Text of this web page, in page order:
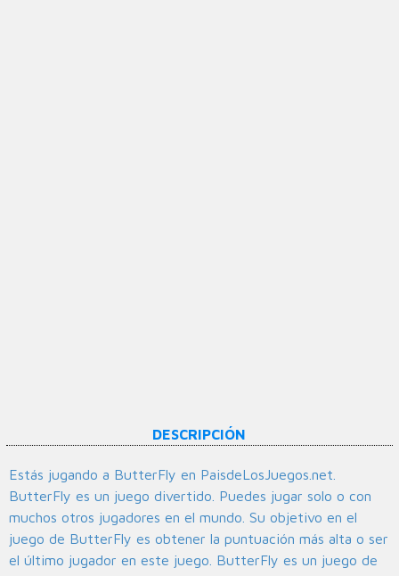
DESCRIPCIÓN
Estás jugando a ButterFly en PaisdeLosJuegos.net.
ButterFly es un juego divertido. Puedes jugar solo o con
muchos otros jugadores en el mundo. Su objetivo en el
juego de ButterFly es obtener la puntuación más alta o ser
el último jugador en este juego. ButterFly es un juego de